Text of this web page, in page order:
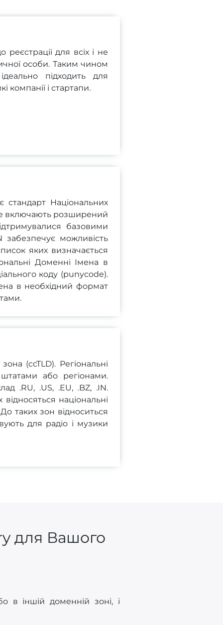
реєстрації для всіх і не
особи. Таким чином
підходить для
компанії і стартапи.
стандарт Національних
включають розширений
базовими
можливість
яких визначається
Доменні Імена в
коду (punycode).
в необхідний формат
(ccTLD). Регіональні
або регіонами.
.RU, .US, .EU, .BZ, .IN.
національні
таких зон відноситься
для радіо і музики
для Вашого
в іншій доменній зоні, і